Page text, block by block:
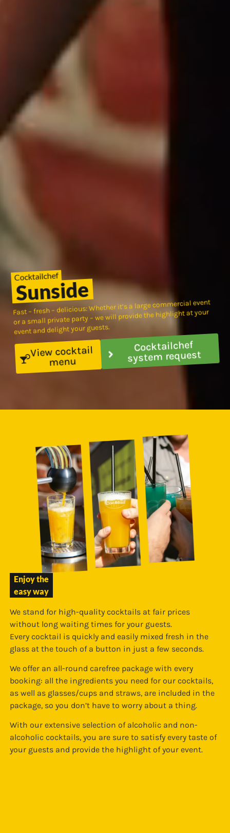
Cocktailchef
Sunside
Fast – fresh – delicious: Whether it’s a large commercial event
or a small private party – we will provide the highlight at your
event and delight your guests.
View cocktail
menu
Cocktailchef
system request
Enjoy the
easy way
We stand for high-quality cocktails at fair prices
without long waiting times for your guests.
Every cocktail is quickly and easily mixed fresh in the
glass at the touch of a button in just a few seconds.
We offer an all-round carefree package with every
booking: all the ingredients you need for our cocktails,
as well as glasses/cups and straws, are included in the
package, so you don’t have to worry about a thing.
With our extensive selection of alcoholic and non-
alcoholic cocktails, you are sure to satisfy every taste of
your guests and provide the highlight of your event.